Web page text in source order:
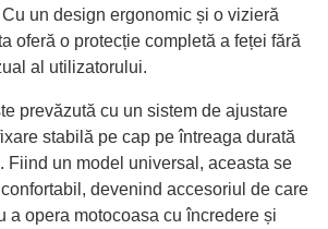
un design ergonomic și o vizieră
oferă o protecție completă a feței fără
al utilizatorului.
prevăzută cu un sistem de ajustare
stabilă pe cap pe întreaga durată
Fiind un model universal, aceasta se
devenind accesoriul de care
a opera motocoasa cu încredere și